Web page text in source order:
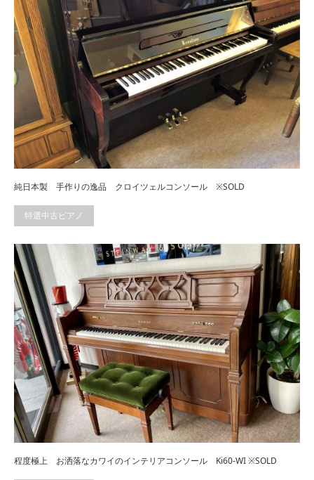
純日本製 手作りの逸品 クロイツェルコンソール ※SOLD
特選中古ピアノ
程度極上 お洒落なカワイのインテリアコンソール Ki60-WI ※SOLD